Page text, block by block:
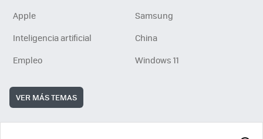
Apple
Samsung
Inteligencia artificial
China
Empleo
Windows 11
VER MÁS TEMAS